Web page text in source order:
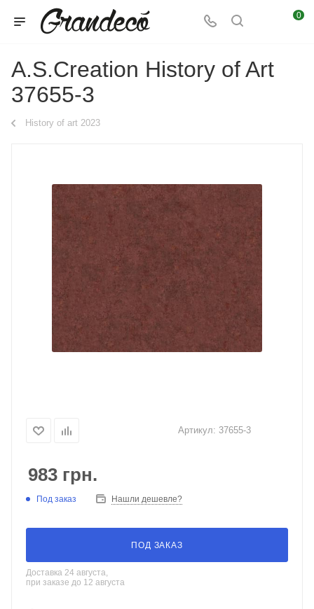
0
A.S.Creation History of Art
37655-3
History of art 2023
Артикул: 37655-3
983 грн.
Под заказ Нашли дешевле?
ПОД ЗАКАЗ
Доставка 24 августа,
при заказе до 12 августа